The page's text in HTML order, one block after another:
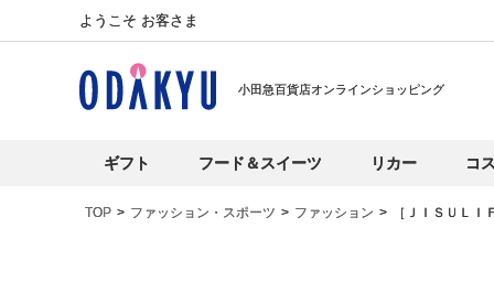
ようこそ お客さま
小田急百貨店オンラインショッピング
ギフト フード＆スイーツ リカー コ
TOP ファッション・スポーツ ファッション ［ＪＩＳＵＬ